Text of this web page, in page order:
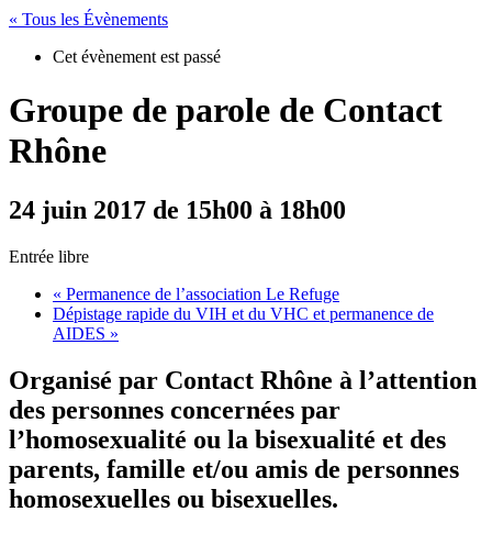
« Tous les Évènements
Cet évènement est passé
Groupe de parole de Contact
Rhône
24 juin 2017 de 15h00 à 18h00
Entrée libre
« Permanence de l’association Le Refuge
Dépistage rapide du VIH et du VHC et permanence de
AIDES »
Organisé par Contact Rhône à l’attention
des personnes concernées par
l’homosexualité ou la bisexualité et des
parents, famille et/ou amis de personnes
homosexuelles ou bisexuelles.